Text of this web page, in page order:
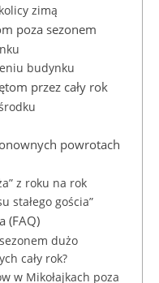
zimą
poza sezonem
budynku
przez cały rok
powrotach
z roku na rok
stałego gościa”
(FAQ)
dużo
cały rok?
w Mikołajkach poza